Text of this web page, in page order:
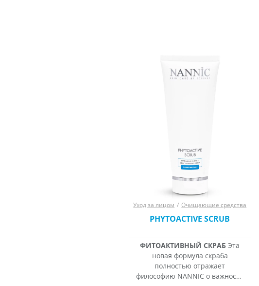
Уход за лицом / Очищающие средства
PHYTOACTIVE SCRUB
ФИТОАКТИВНЫЙ СКРАБ Эта
новая формула скраба
полностью отражает
философию NANNIC о важности